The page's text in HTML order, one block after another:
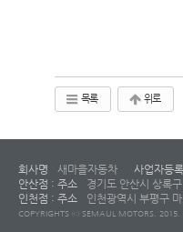
목록 위로
회사명 새마을자동차 사업자등
안산점 : 주소
경기도 안산시 상록
인천점 : 주소
인천광역시 부평구
COPYRIGHTS ⓒ SEMAUL MOTORS. 2015.